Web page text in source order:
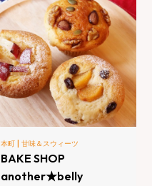
本町 | 甘味＆スウィーツ
BAKE SHOP
another★belly